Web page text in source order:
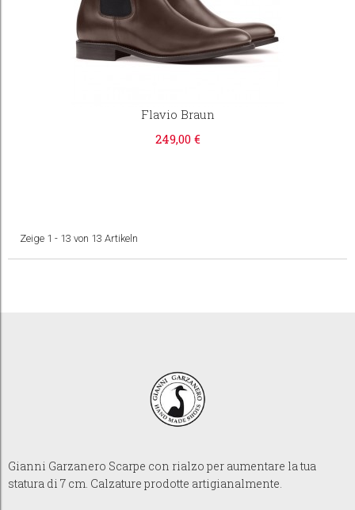
Flavio Braun
249,00 €
Zeige 1 - 13 von 13 Artikeln
Gianni Garzanero Scarpe con rialzo per aumentare la tua
statura di 7 cm. Calzature prodotte artigianalmente.